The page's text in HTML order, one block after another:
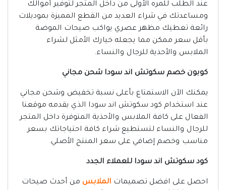
عند الطلب للمره الأولى من داخل المتجر لتوفير أموالك
ومساعدتك في شراء العديد من القطع المميزة بموديلات
رائعة تعطيك مظهر عصري يواكب صيحات الموضة
بأقل سعر ممكن مما يجعله خيارك الأمثل لشراء
الملابس والأحذية للرجال والنساء.
كوبون خصم سكوتش اند سودا شحن مجاني
يمكنك الآن الاستمتاع بأعلى نسبة تخفيض وشحن مجاني
عند استخدام كود سكوتش اند سودا الذي يقدمه موقعنا
الفعال على كافة الملابس والأحذية المتوفرة داخل المتجر
للرجال والنساء لتستطيع شراء كافة احتياجاتك بسعر
مناسب وخصم إضافي على سعر المنتج الأصلي.
كود سكوتش اند سودا للعملاء الجدد
احصل على افضل تصميمات الملابس من أحدث صيحات